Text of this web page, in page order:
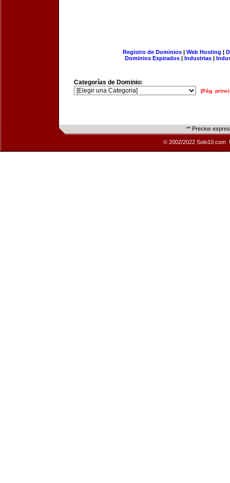
Registro de Dominios| Web Hosting |
Dominios Expirados | Industrias |
Categorías de Dominio:
[Pág.
** Precios
© 2002/2022 Solo10.com